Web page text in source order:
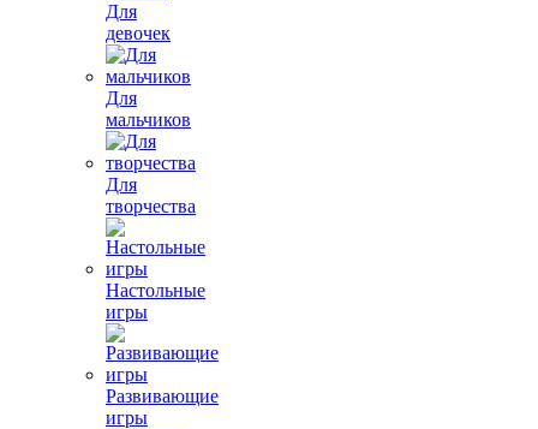
Для
девочек
Для
мальчиков
Для
творчества
Настольные
игры
Развивающие
игры